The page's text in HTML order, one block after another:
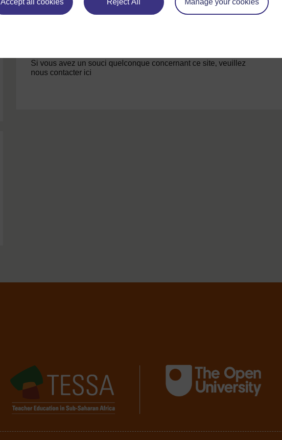
Accept all cookies Reject All Manage your cookies
Si vous avez un souci quelconque concernant ce site, veuillez
nous contacter ici